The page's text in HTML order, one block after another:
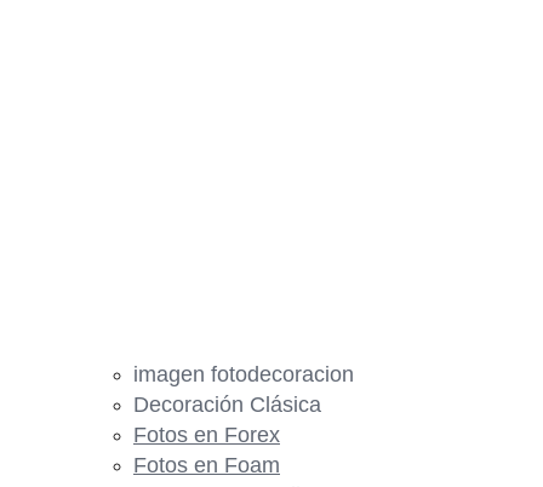
imagen fotodecoracion
Decoración Clásica
Fotos en Forex
Fotos en Foam